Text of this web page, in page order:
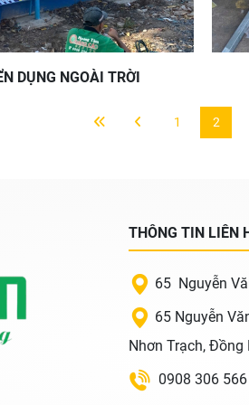
DỤNG NGOÀI TRỜI
1 2
THÔNG TIN LIÊN
65 Nguyễn
65 Nguyễn
Nhơn Trạch, Đồng
0908 306